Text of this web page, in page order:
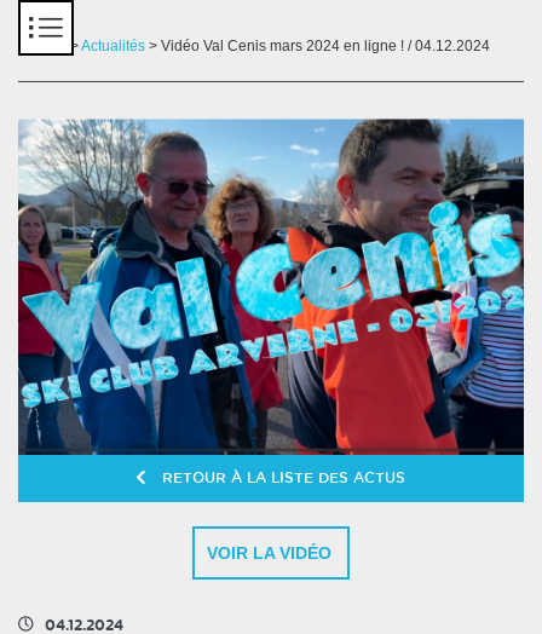
>Actualités > Vidéo Val Cenis mars 2024 en ligne ! / 04.12.2024
RETOUR À LA LISTE DES ACTUS
VOIR LA VIDÉO
04.12.2024